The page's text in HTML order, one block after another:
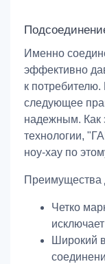
Именно
эффективно
к
следующее
надежным. Как
технологии,
ноу-хау по
Преимущества
Четко
Широкий